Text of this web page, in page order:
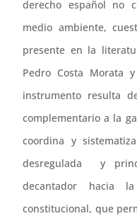
derecho español no
medio ambiente,
presente en la
Pedro Costa Morata
instrumento resulta
complementario a la
coordina y
desregulada y
decantador hacia
constitucional, que